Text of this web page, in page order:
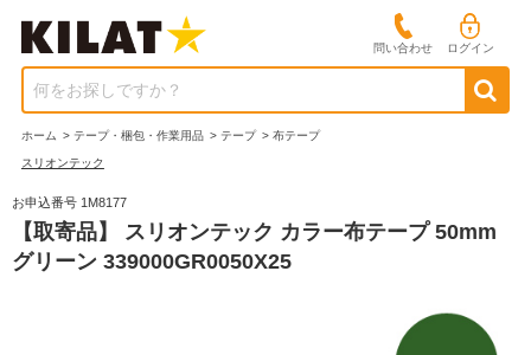
問い合わせ ログイン
何をお探しですか？
ホーム > テープ・梱包・作業用品 > テープ > 布テープ
スリオンテック
お申込番号 1M8177
【取寄品】 スリオンテック カラー布テープ 50mm
グリーン 339000GR0050X25